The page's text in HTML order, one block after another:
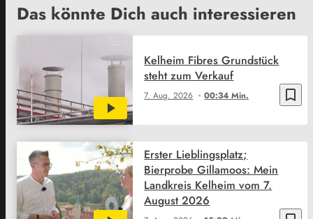
Das könnte Dich auch interessieren
bookmark_border
7. Aug. 2026 00:34 Min.
Kelheim Fibres Grundstück
steht zum Verkauf
Erster Lieblingsplatz;
Bierprobe Gillamoos: Mein
Landkreis Kelheim vom 7.
August 2026